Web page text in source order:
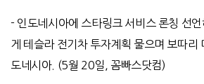
- 인도네시아에 스타링크 서비스 론칭 선언
게 테슬라 전기차 투자계획 물으며 보따리
도네시아. (5월 20일, 꼼빠스닷컴)